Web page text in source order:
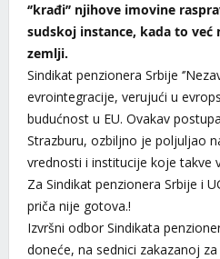
‘’krađi’’ njihove imovine
sudskoj instance, kada to već
zemlji.
Sindikat penzionera Srbije
evrointegracije, verujući u
budućnost u EU. Ovakav
Strazburu, ozbiljno je poljuljao
vrednosti i institucije koje takve
Za Sindikat penzionera Srbije i
priča nije gotova.!
Izvršni odbor Sindikata
doneće, na sednici zakazanoj